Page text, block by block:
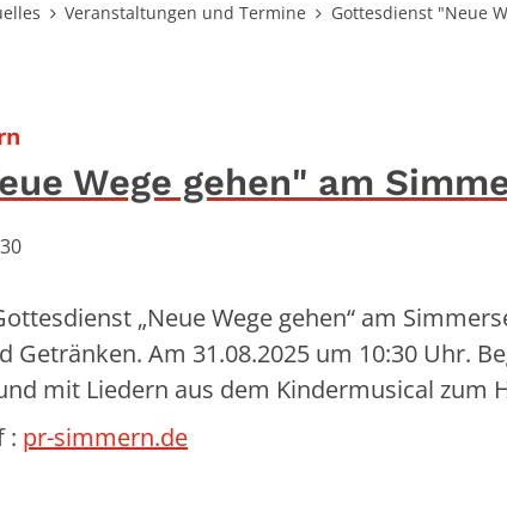
Veranstaltungen und Termine Gottesdienst "Neue
Wege gehen" am
„Neue Wege gehen“ am
Getränken. Am 31.08.2025 um 10:30 Uhr.
mit Liedern aus dem Kindermusical zum
: pr-simmern.de